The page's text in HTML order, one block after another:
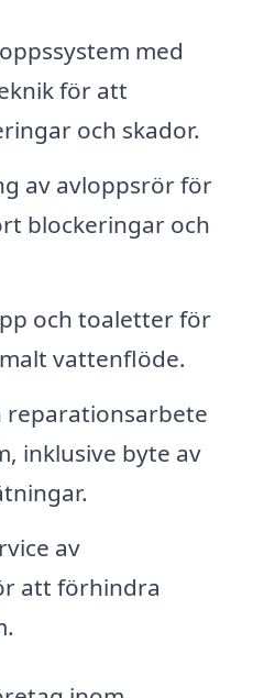
med
för att
och skador.
av avloppsrör för
blockeringar och
och toaletter för
vattenflöde.
reparationsarbete
inklusive byte av
av
att förhindra